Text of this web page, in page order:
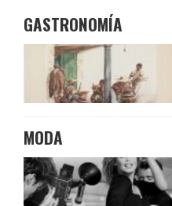
GASTRONOMÍA
MODA